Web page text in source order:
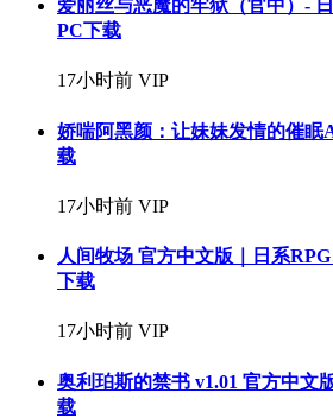
爱丽丝与恶魔的牢狱（官中）-
PC下载
17小时前 VIP
娇喘阿黑颜：让妹妹发情的催眠
载
17小时前 VIP
人间牧场 官方中文版｜日系
下载
17小时前 VIP
奥利珀斯的禁书 v1.01 官方中文
载